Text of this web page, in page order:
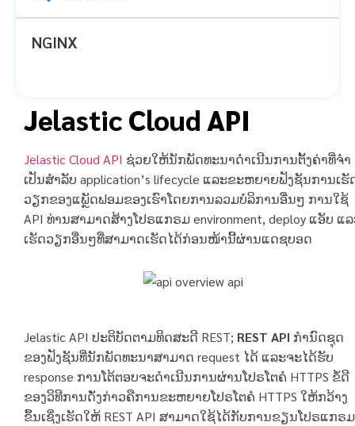
NGINX
Jelastic Cloud API
Jelastic Cloud API ຊ່ວຍໃຫ້ນັກພັດທະນາດໍາເນີນການຕັ້ງຄ່າທີ່ຈໍາ
ເປັນສໍາລັບ application’s lifecycle ແລະຂະຫຍາຍຟັງຊັນການເຮັ
ວຽກຂອງແພຼັດຟອມຂອງເຮົາໂດຍການລວມບໍລິການອື່ນໆ ການໃຊ້
API ທ່ານສາມາດສ້າງໂປຣແກຣມ environment, deploy ແອັບ ແ
ເຮັດວຽກອື່ນໆທີ່ສາມາດເຮັດໄດ້ກ່ອນໜ້ານີ້ຜ່ານແດຊບອດ
Jelastic API ປະຕິບັດຕາມທິດສະດີ REST; REST API ກໍານົດຊຸດ
ຂອງຟັງຊັນທີ່ນັກພັດທະນາສາມາດ request ໄດ້ ແລະຈະໄດ້ຮັບ
response ການໂຕ້ຕອບຈະດໍາເນີນການຜ່ານໂປຣໂຕຄໍ HTTPS ຂໍ້ດີ
ຂອງວິທີການດັ່ງກ່າວຄືການຂະຫຍາຍໂປຣໂຕຄໍ HTTPS ໃຫ້ກວ້າງ
ຂຶ້ນເຊິ່ງເຮັດໃຫ້ REST API ສາມາດໃຊ້ໄດ້ກັບການຂຽນໂປຣແກຣມ